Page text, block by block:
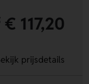
117,20
prijsdetails